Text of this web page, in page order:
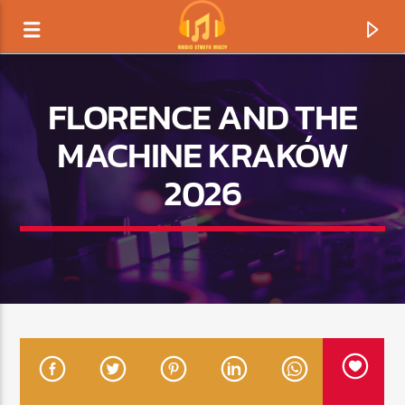
TERAZ GRAMY
TYTUŁ
FLORENCE AND THE
MACHINE KRAKÓW
2026